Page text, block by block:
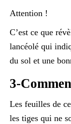
Attention !
C’est ce que
lancéolé qui
du sol et une
3-
Les feuilles de
les tiges qui ne